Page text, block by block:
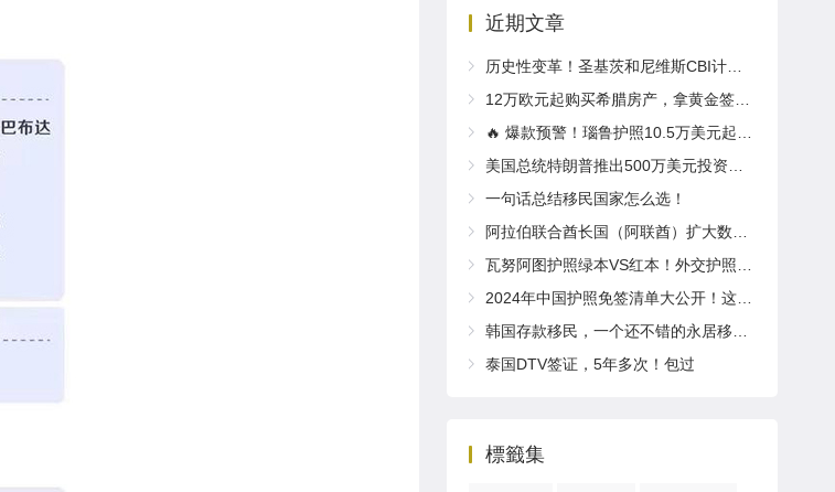
近期文章
历史性变革！圣基茨和尼维斯CBI计划2025年推出全新“居住体验”要求
12万欧元起购买希腊房产，拿黄金签证享欧盟永居！
🔥 爆款预警！瑙鲁护照10.5万美元起入籍！免签英国/爱尔兰！
美国总统特朗普推出500万美元投资移民“金卡”计划，拿绿卡，获得公民身份，计划取代EB-5！
一句话总结移民国家怎么选！
阿拉伯联合酋长国（阿联酋）扩大数字内容创作者黄金签证项目
瓦努阿图护照绿本VS红本！外交护照了解一下～
2024年中国护照免签清单大公开！这些国家说走就走！
韩国存款移民，一个还不错的永居移民项目！
泰国DTV签证，5年多次！包过
標籤集